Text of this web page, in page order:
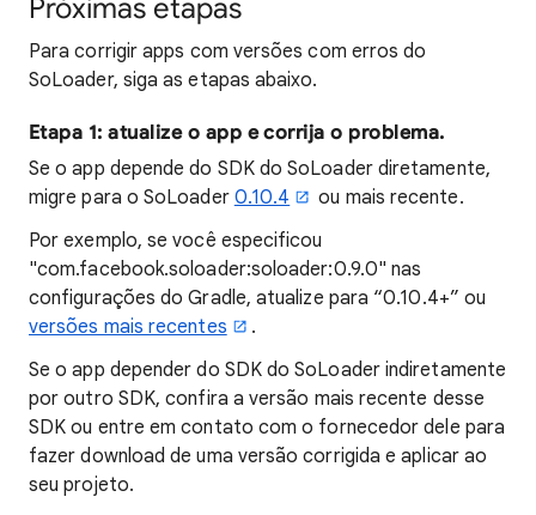
Próximas etapas
Para corrigir apps com versões com erros do
SoLoader, siga as etapas abaixo.
Etapa 1: atualize o app e corrija o problema.
Se o app depende do SDK do SoLoader diretamente,
migre para o SoLoader 0.10.4
ou mais recente.
Por exemplo, se você especificou
"com.facebook.soloader:soloader:0.9.0" nas
configurações do Gradle, atualize para “0.10.4+” ou
versões mais recentes
.
Se o app depender do SDK do SoLoader indiretamente
por outro SDK, confira a versão mais recente desse
SDK ou entre em contato com o fornecedor dele para
fazer download de uma versão corrigida e aplicar ao
seu projeto.